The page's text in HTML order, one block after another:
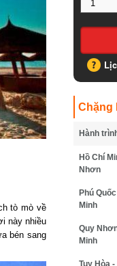
tò mò về
này nhiều
bén sang
Chặng
Hành trình*
Hồ Chí
Nhơn
Phú Quốc
Minh
Quy Nhơn
Minh
Tuy Hòa -